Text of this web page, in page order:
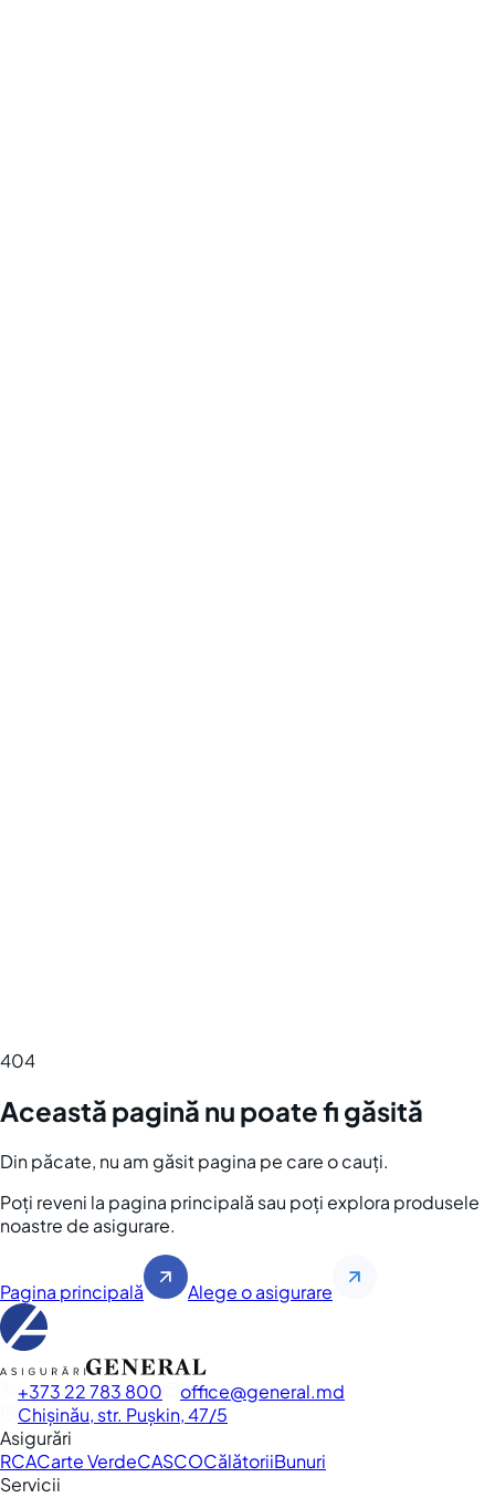
404
Această pagină nu poate fi găsită
Din păcate, nu am găsit pagina pe care o cauți.
Poți reveni la pagina principală sau poți explora produsele
noastre de asigurare.
Pagina principală Alege o asigurare
+373 22 783 800 office
general.md
Chișinău, str. Pușkin, 47/5
Asigurări
RCACarte VerdeCASCOCălătoriiBunuri
Servicii